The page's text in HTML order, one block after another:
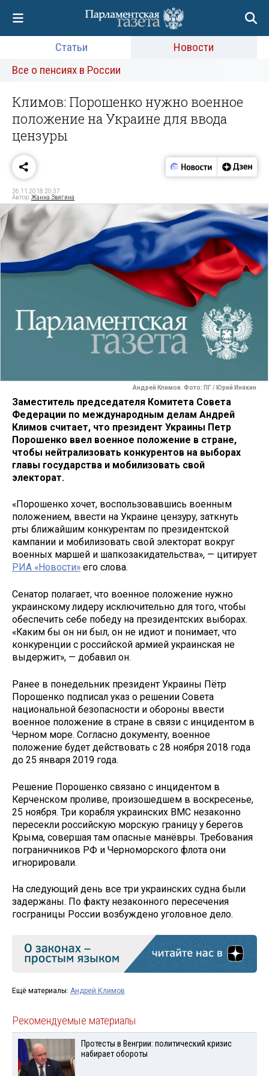
Статьи
Новости
Все о пенсиях в России
Климов: Порошенко нужно военное
положение на Украине для ввода
цензуры
26.11.2018 20:37
Автор:Жанна Звягина
Андрей Климов. Фото: ПГ / Юрий Инякин
Заместитель председателя Комитета Совета
Федерации по международным делам Андрей
Климов считает, что президент Украины Петр
Порошенко ввел военное положение в стране,
чтобы нейтрализовать конкурентов на выборах
главы государства и мобилизовать свой
электорат.
«Порошенко хочет, воспользовавшись военным
положением, ввести на Украине цензуру, заткнуть
рты ближайшим конкурентам по президентской
кампании и мобилизовать свой электорат вокруг
военных маршей и шапкозакидательства», — цитирует
РИА «Новости» его слова.
Сенатор полагает, что военное положение нужно
украинскому лидеру исключительно для того, чтобы
обеспечить себе победу на президентских выборах.
«Каким бы он ни был, он не идиот и понимает, что
конкуренции с российской армией украинская не
выдержит», — добавил он.
Ранее в понедельник президент Украины Пётр
Порошенко подписал указ о решении Совета
национальной безопасности и обороны ввести
военное положение в стране в связи с инцидентом в
Черном море. Согласно документу, военное
положение будет действовать с 28 ноября 2018 года
до 25 января 2019 года.
Решение Порошенко связано с инцидентом в
Керченском проливе, произошедшем в воскресенье,
25 ноября. Три корабля украинских ВМС незаконно
пересекли российскую морскую границу у берегов
Крыма, совершая там опасные манёвры. Требования
пограничников РФ и Черноморского флота они
игнорировали.
На следующий день все три украинских судна были
задержаны. По факту незаконного пересечения
госграницы России возбуждено уголовное дело.
Ещё материалы: Андрей Климов
Рекомендуемые материалы
Протесты в Венгрии: политический кризис
набирает обороты